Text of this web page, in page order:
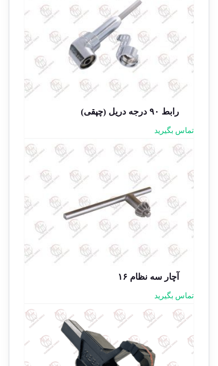
رابط ۹۰ درجه دریل (چپقی)
تماس بگیرید
آچار سه نظام ۱۶
تماس بگیرید